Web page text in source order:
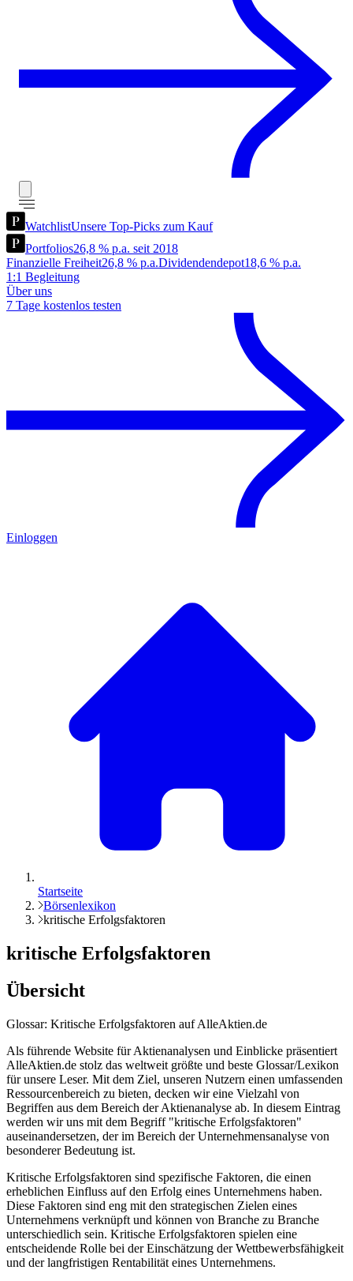
WatchlistUnsere Top-Picks zum Kauf
Portfolios26,8 % p.a. seit 2018
Finanzielle Freiheit26,8 % p.a.Dividendendepot18,6 % p.a.
1:1 Begleitung
Über uns
7 Tage kostenlos testen
Einloggen
Startseite
Börsenlexikon
kritische Erfolgsfaktoren
kritische Erfolgsfaktoren
Übersicht
Glossar: Kritische Erfolgsfaktoren auf AlleAktien.de
Als führende Website für Aktienanalysen und Einblicke präsentiert
AlleAktien.de stolz das weltweit größte und beste Glossar/Lexikon
für unsere Leser. Mit dem Ziel, unseren Nutzern einen umfassenden
Ressourcenbereich zu bieten, decken wir eine Vielzahl von
Begriffen aus dem Bereich der Aktienanalyse ab. In diesem Eintrag
werden wir uns mit dem Begriff "kritische Erfolgsfaktoren"
auseinandersetzen, der im Bereich der Unternehmensanalyse von
besonderer Bedeutung ist.
Kritische Erfolgsfaktoren sind spezifische Faktoren, die einen
erheblichen Einfluss auf den Erfolg eines Unternehmens haben.
Diese Faktoren sind eng mit den strategischen Zielen eines
Unternehmens verknüpft und können von Branche zu Branche
unterschiedlich sein. Kritische Erfolgsfaktoren spielen eine
entscheidende Rolle bei der Einschätzung der Wettbewerbsfähigkeit
und der langfristigen Rentabilität eines Unternehmens.